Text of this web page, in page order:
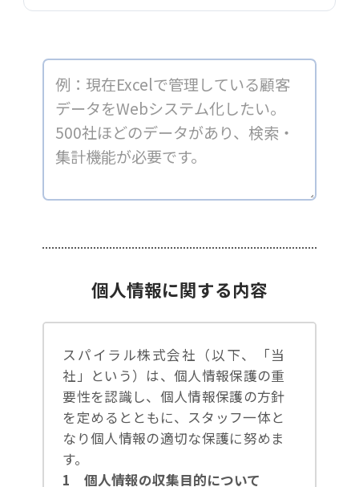
個人情報に関する内容
スパイラル株式会社（以下、「当
社」という）は、個人情報保護の重
要性を認識し、個人情報保護の方針
を定めるとともに、スタッフ一体と
なり個人情報の適切な保護に努めま
す。
1 個人情報の収集目的について